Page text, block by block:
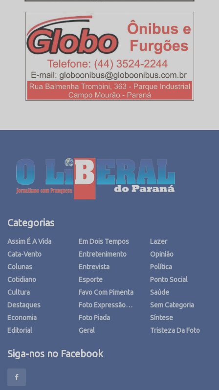
Categorias
Assim É A Vida
Cata-Vento
Colunas
Cotidiano
Cultura
Destaques
Economia
Editorial
Em Dois Tempos
Entretenimento
Entrevista
Esporte
Favo Com Pimenta
Foto Expressão…
Foto Piada
Geral
Lazer
Opinião
Política
Ponto Social
Saúde
Sem Categoria
Síntese
Tristeza Da Foto
Siga-nos no Facebook